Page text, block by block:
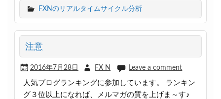
t
e
r
e
b
o
o
k
FXNのリアルタイムサイクル分析
注意
2016年7月28日 FX N Leave a comment
人気ブログランキングに参加しています。 ランキン
グ３位以上になれば、メルマガの質を上げま～す♪